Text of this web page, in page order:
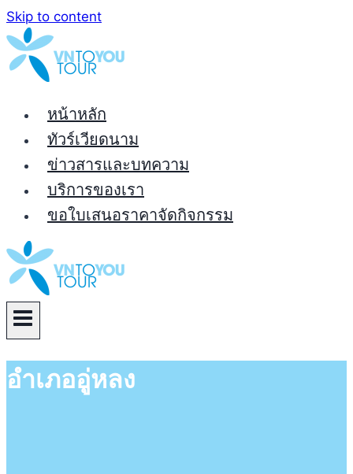
Skip to content
หน้าหลัก
ทัวร์เวียดนาม
ข่าวสารและบทความ
บริการของเรา
ขอใบเสนอราคาจัดกิจกรรม
อำเภออู่หลง